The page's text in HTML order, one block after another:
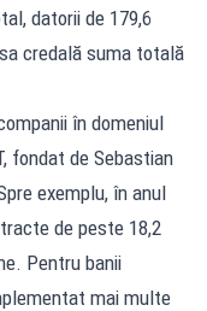
datorii de 179,6
credală suma totală
în domeniul
fondat de Sebastian
exemplu, în anul
de peste 18,2
Pentru banii
mai multe